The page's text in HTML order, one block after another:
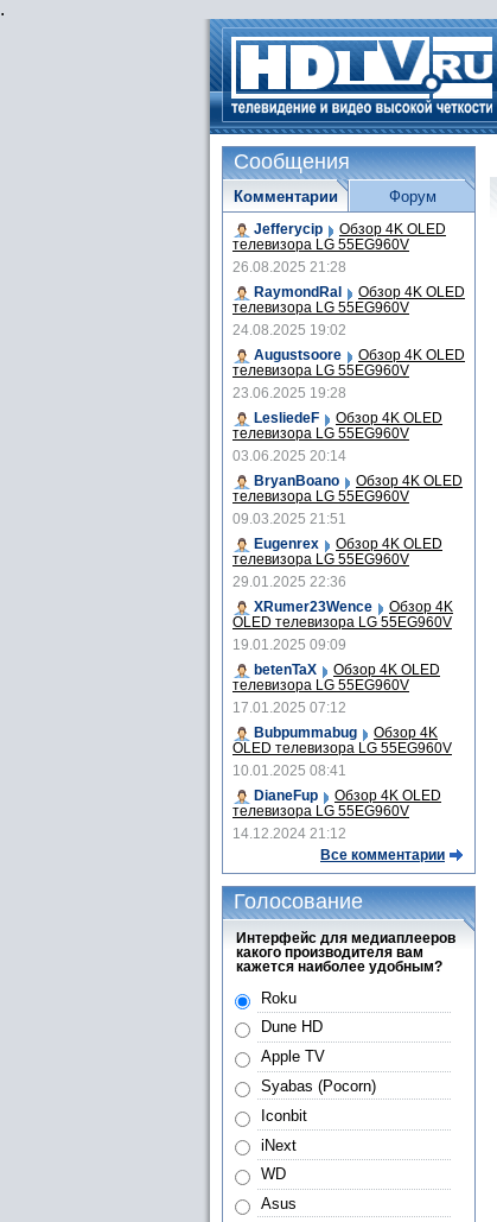
.
Сообщения
Комментарии
Jefferycip Обзор 4K OLED
телевизора LG 55EG960V
26.08.2025 21:28
RaymondRal
Обзор 4K OLED
телевизора LG 55EG960V
24.08.2025 19:02
Augustsoore
Обзор 4K OLED
телевизора LG 55EG960V
23.06.2025 19:28
LesliedeF
Обзор 4K OLED
телевизора LG 55EG960V
03.06.2025 20:14
BryanBoano
Обзор 4K OLED
телевизора LG 55EG960V
09.03.2025 21:51
Eugenrex
Обзор 4K OLED
телевизора LG 55EG960V
29.01.2025 22:36
XRumer23Wence
Обзор 4K
OLED телевизора LG 55EG960V
19.01.2025 09:09
betenTaX
Обзор 4K OLED
телевизора LG 55EG960V
17.01.2025 07:12
Bubpummabug
Обзор 4K
OLED телевизора LG 55EG960V
10.01.2025 08:41
DianeFup
Обзор 4K OLED
телевизора LG 55EG960V
14.12.2024 21:12
Все комментарии
Форум
Голосование
Интерфейс для медиаплееров
какого производителя вам
кажется наиболее удобным?
Roku
Dune HD
Apple TV
Syabas (Pocorn)
Iconbit
iNext
WD
Asus